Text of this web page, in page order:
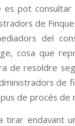
es pot
de
del
cosa que
de resoldre
de
de procés de
tirar endavant